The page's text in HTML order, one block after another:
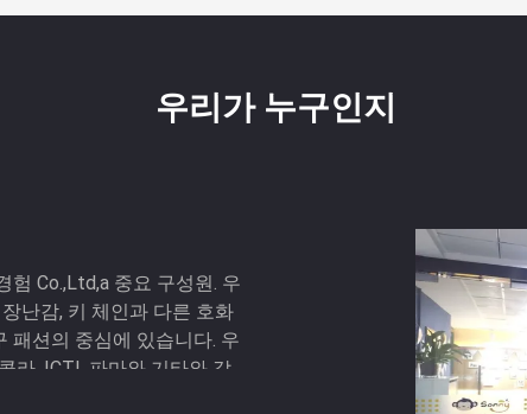
우리가 누구인지
Co.,Ltd,a 중요 구성원. 우
난감, 키 체인과 다른 호화
패션의 중심에 있습니다. 우
라, ICTI, 파마와 기타와 같이